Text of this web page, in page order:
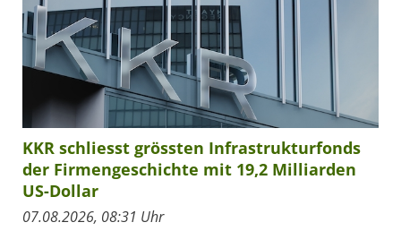
KKR schliesst grössten Infrastrukturfonds
der Firmengeschichte mit 19,2 Milliarden
US-Dollar
07.08.2026, 08:31 Uhr